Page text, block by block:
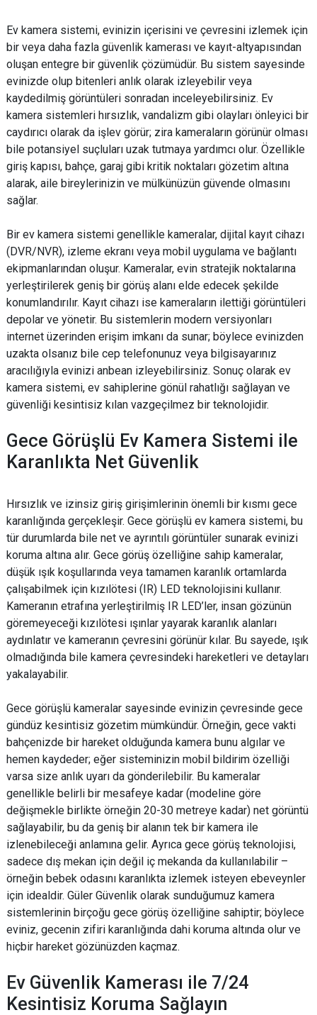
Ev kamera sistemi, evinizin içerisini ve çevresini izlemek için
bir veya daha fazla güvenlik kamerası ve kayıt-altyapısından
oluşan entegre bir güvenlik çözümüdür. Bu sistem sayesinde
evinizde olup bitenleri anlık olarak izleyebilir veya
kaydedilmiş görüntüleri sonradan inceleyebilirsiniz. Ev
kamera sistemleri hırsızlık, vandalizm gibi olayları önleyici bir
caydırıcı olarak da işlev görür; zira kameraların görünür olması
bile potansiyel suçluları uzak tutmaya yardımcı olur. Özellikle
giriş kapısı, bahçe, garaj gibi kritik noktaları gözetim altına
alarak, aile bireylerinizin ve mülkünüzün güvende olmasını
sağlar.
Bir ev kamera sistemi genellikle kameralar, dijital kayıt cihazı
(DVR/NVR), izleme ekranı veya mobil uygulama ve bağlantı
ekipmanlarından oluşur. Kameralar, evin stratejik noktalarına
yerleştirilerek geniş bir görüş alanı elde edecek şekilde
konumlandırılır. Kayıt cihazı ise kameraların ilettiği görüntüleri
depolar ve yönetir. Bu sistemlerin modern versiyonları
internet üzerinden erişim imkanı da sunar; böylece evinizden
uzakta olsanız bile cep telefonunuz veya bilgisayarınız
aracılığıyla evinizi anbean izleyebilirsiniz. Sonuç olarak ev
kamera sistemi, ev sahiplerine gönül rahatlığı sağlayan ve
güvenliği kesintisiz kılan vazgeçilmez bir teknolojidir.
Gece Görüşlü Ev Kamera Sistemi ile
Karanlıkta Net Güvenlik
Hırsızlık ve izinsiz giriş girişimlerinin önemli bir kısmı gece
karanlığında gerçekleşir. Gece görüşlü ev kamera sistemi, bu
tür durumlarda bile net ve ayrıntılı görüntüler sunarak evinizi
koruma altına alır. Gece görüş özelliğine sahip kameralar,
düşük ışık koşullarında veya tamamen karanlık ortamlarda
çalışabilmek için kızılötesi (IR) LED teknolojisini kullanır.
Kameranın etrafına yerleştirilmiş IR LED’ler, insan gözünün
göremeyeceği kızılötesi ışınlar yayarak karanlık alanları
aydınlatır ve kameranın çevresini görünür kılar. Bu sayede, ışık
olmadığında bile kamera çevresindeki hareketleri ve detayları
yakalayabilir.
Gece görüşlü kameralar sayesinde evinizin çevresinde gece
gündüz kesintisiz gözetim mümkündür. Örneğin, gece vakti
bahçenizde bir hareket olduğunda kamera bunu algılar ve
hemen kaydeder; eğer sisteminizin mobil bildirim özelliği
varsa size anlık uyarı da gönderilebilir. Bu kameralar
genellikle belirli bir mesafeye kadar (modeline göre
değişmekle birlikte örneğin 20-30 metreye kadar) net görüntü
sağlayabilir, bu da geniş bir alanın tek bir kamera ile
izlenebileceği anlamına gelir. Ayrıca gece görüş teknolojisi,
sadece dış mekan için değil iç mekanda da kullanılabilir –
örneğin bebek odasını karanlıkta izlemek isteyen ebeveynler
için idealdir. Güler Güvenlik olarak sunduğumuz kamera
sistemlerinin birçoğu gece görüş özelliğine sahiptir; böylece
eviniz, gecenin zifiri karanlığında dahi koruma altında olur ve
hiçbir hareket gözünüzden kaçmaz.
Ev Güvenlik Kamerası ile 7/24
Kesintisiz Koruma Sağlayın